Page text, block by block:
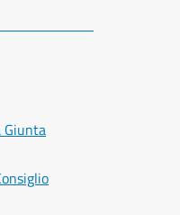
Giunta